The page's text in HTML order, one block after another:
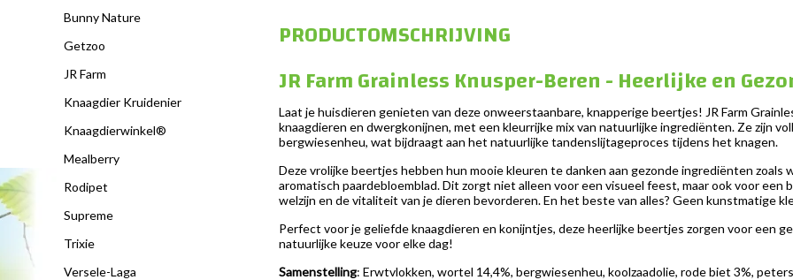
Bunny Nature
Getzoo
JR Farm
Knaagdier Kruidenier
Knaagdierwinkel®
Mealberry
Rodipet
Supreme
Trixie
Versele-Laga
PRODUCTOMSCHRIJVING
JR Farm Grainless Knusper-Beren - Heerlijke en
Laat je huisdieren genieten van deze onweerstaanbare, knapperige beertjes! JR Farm
knaagdieren en dwergkonijnen, met een kleurrijke mix van natuurlijke ingrediënten. Ze zijn
bergwiesenheu, wat bijdraagt aan het natuurlijke tandenslijtageproces tijdens het knagen.
Deze vrolijke beertjes hebben hun mooie kleuren te danken aan gezonde ingrediënten
aromatisch paardebloemblad. Dit zorgt niet alleen voor een visueel feest, maar ook voor een
welzijn en de vitaliteit van je dieren bevorderen. En het beste van alles? Geen kunstmatige
Perfect voor je geliefde knaagdieren en konijntjes, deze heerlijke beertjes zorgen voor een
natuurlijke keuze voor elke dag!
Samenstelling: Erwtvlokken, wortel 14,4%, bergwiesenheu, koolzaadolie, rode biet 3%,